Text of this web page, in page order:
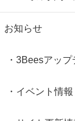
お知らせ
3Beesアップ
イベント情報